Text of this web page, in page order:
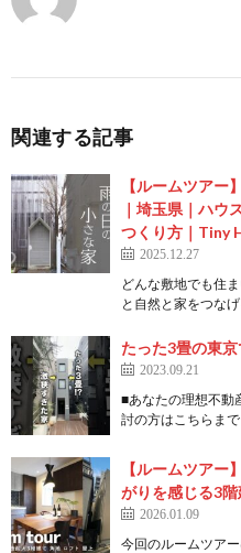
関連する記事
【ルームツアー
｜埼玉県｜ハ
つくり方｜Tiny
2025.12.27
どんな敷地でも住
と自然と家をつな
たった3畳の東
2023.09.21
■あなたの理想不動
討の方はこちらま
【ルームツアー
がりを感じる3
2026.01.09
今回のルームツア